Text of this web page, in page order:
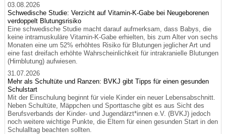
03.08.2026
Schwedische Studie: Verzicht auf Vitamin-K-Gabe bei Neugeborenen
verdoppelt Blutungsrisiko
Eine schwedische Studie macht darauf aufmerksam, dass Babys, die
keine intramuskuläre Vitamin-K-Gabe erhielten, bis zum Alter von sechs
Monaten eine um 52% erhöhtes Risiko für Blutungen jeglicher Art und
eine fast dreifach erhöhte Wahrscheinlichkeit für intrakranielle Blutungen
(Hirnblutung) aufwiesen.
31.07.2026
Mehr als Schultüte und Ranzen: BVKJ gibt Tipps für einen gesunden
Schulstart
Mit der Einschulung beginnt für viele Kinder ein neuer Lebensabschnitt.
Neben Schultüte, Mäppchen und Sporttasche gibt es aus Sicht des
Berufsverbands der Kinder- und Jugendärzt*innen e.V. (BVKJ) jedoch
noch weitere wichtige Punkte, die Eltern für einen gesunden Start in den
Schulalltag beachten sollten.